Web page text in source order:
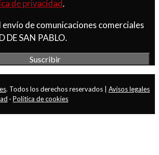
de privacidad.
envío de comunicaciones comerciales
DE SAN PABLO.
. Todos los derechos reservados | Avisos legales
· Política de cookies